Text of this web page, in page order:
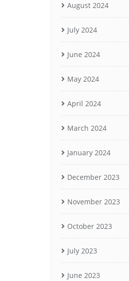
August 2024
July 2024
June 2024
May 2024
April 2024
March 2024
January 2024
December 2023
November 2023
October 2023
July 2023
June 2023